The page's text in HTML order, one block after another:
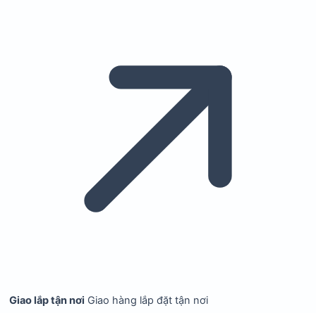
Giao lắp tận nơi Giao hàng lắp đặt tận nơi